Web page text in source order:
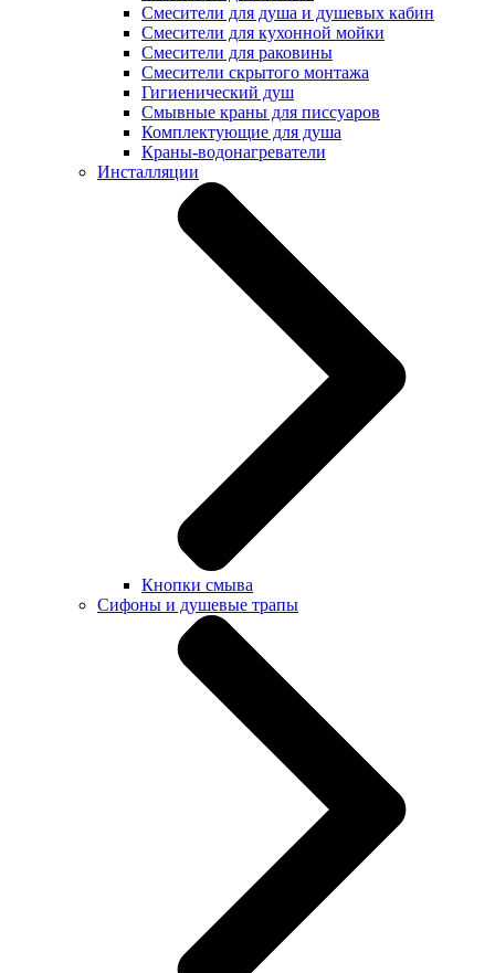
Смесители для душа и душевых кабин
Смесители для кухонной мойки
Смесители для раковины
Смесители скрытого монтажа
Гигиенический душ
Смывные краны для писсуаров
Комплектующие для душа
Краны-водонагреватели
Инсталляции
Кнопки смыва
Сифоны и душевые трапы